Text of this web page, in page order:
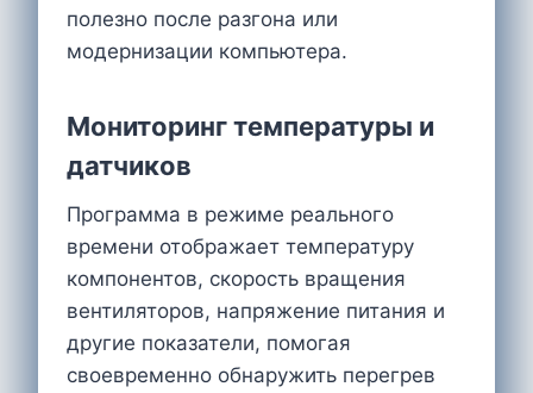
полезно после разгона или
модернизации компьютера.
Мониторинг температуры и
датчиков
Программа в режиме реального
времени отображает температуру
компонентов, скорость вращения
вентиляторов, напряжение питания и
другие показатели, помогая
своевременно обнаружить перегрев